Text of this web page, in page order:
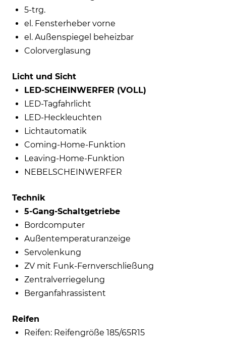
5-trg.
el. Fensterheber vorne
el. Außenspiegel beheizbar
Colorverglasung
Licht und Sicht
LED-SCHEINWERFER (VOLL)
LED-Tagfahrlicht
LED-Heckleuchten
Lichtautomatik
Coming-Home-Funktion
Leaving-Home-Funktion
NEBELSCHEINWERFER
Technik
5-Gang-Schaltgetriebe
Bordcomputer
Außentemperaturanzeige
Servolenkung
ZV mit Funk-Fernverschließung
Zentralverriegelung
Berganfahrassistent
Reifen
Reifen: Reifengröße 185/65R15